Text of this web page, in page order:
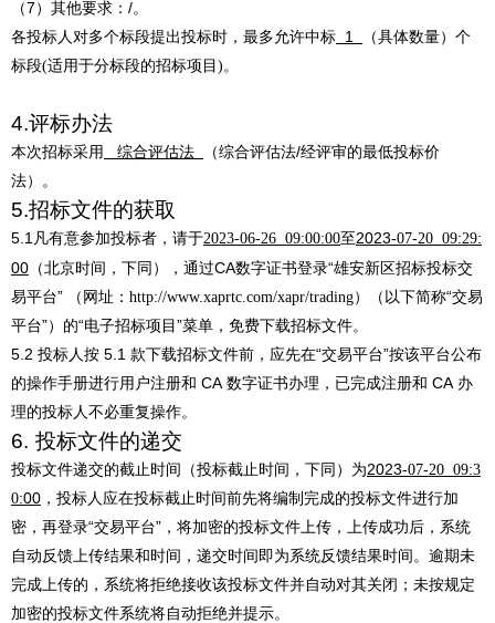
（7）其他要求： /。
各投标人对多个标段提出投标时，最多允许中标 1
（具体数量）个
标段(适用于分标段的招标项目 ) 。
4.评标办法
本次招标采用 综合评估法 （综合评估法/经评审的最低投标价
法）。
5.招标文件的获取
5.1 凡有意参加投标者，请于2023-06-26 09:00:00至 2023-07-20 09:29:
00 （北京时间，下同），通过CA数字证书登录“雄安新区招标投标交
易平台” （网址 ： http://www.xaprtc.com/xapr/trading）（以下简称“交易
平台”）的“电子招标项目”菜单，免费下载招标文件。
5.2 投标人按 5.1 款下载招标文件前，应先在“交易平台”按该平台公布
的操作手册进行用户注册和 CA 数字证书办理，已完成注册和 CA 办
理的投标人不必重复操作。
6. 投标文件的递交
投标文件递交的截止时间（投标截止时间，下同）为2023-07-20 09:3
0:00 ， 投标人应在投标截止时间前先将编制完成的投标文件进行加
密，再登录“交易平台” ，将加密的投标文件上传，上传成功后，系统
自动反馈上传结果和时间，递交时间即为系统反馈结果时间。逾期未
完成上传的，系统将拒绝接收该投标文件并自动对其关闭；未按规定
加密的投标文件系统将自动拒绝并提示。